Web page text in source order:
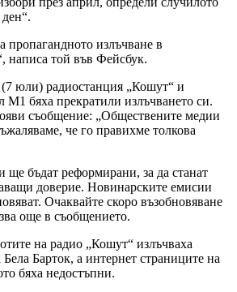
пропагандното излъчване в
написа той във Фейсбук.
юли) радиостанция „Кошут“ и
М1 бяха прекратили излъчването си.
съобщение: „Обществените медии
че го правихме толкова
ще бъдат реформирани, за да станат
доверие. Новинарските емисии
Очаквайте скоро възобновяване
още в съобщението.
на радио „Кошут“ излъчваха
Барток, а интернет страниците на
бяха недостъпни.